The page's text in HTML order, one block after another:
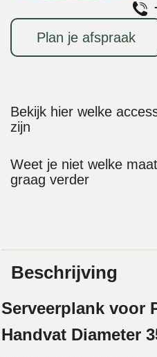
Plan je afspraak
Bekijk hier welke
zijn
Weet je niet welke
graag verder
Beschrijving
Serveerplank voor
Handvat Diameter